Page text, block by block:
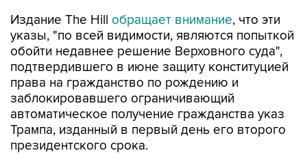
Издание The Hill обращает внимание, что эти
указы, "по всей видимости, являются попыткой
обойти недавнее решение Верховного суда",
подтвердившего в июне защиту конституцией
права на гражданство по рождению и
заблокировавшего ограничивающий
автоматическое получение гражданства указ
Трампа, изданный в первый день его второго
президентского срока.